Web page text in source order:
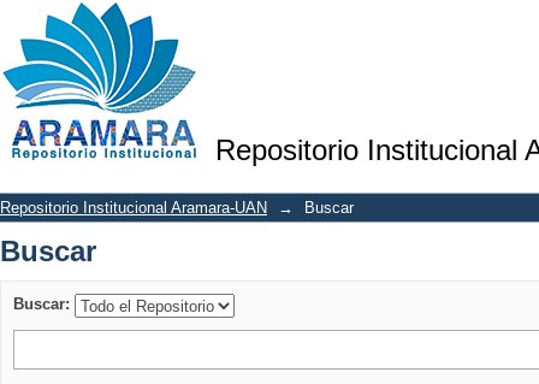
Repositorio Institucional
Buscar
Repositorio Institucional Aramara-UAN → Buscar
Buscar
Buscar: